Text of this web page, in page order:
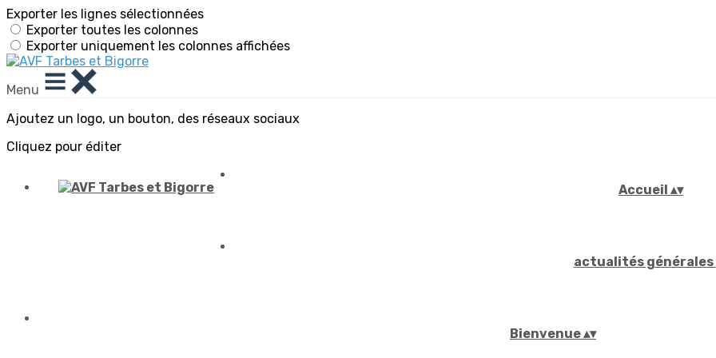
Exporter les lignes sélectionnées
Exporter toutes les colonnes
Exporter uniquement les colonnes affichées
Menu
Ajoutez un logo, un bouton, des réseaux sociaux
Cliquez pour éditer
Accueil ▴▾
actualités générales
Bienvenue▴▾